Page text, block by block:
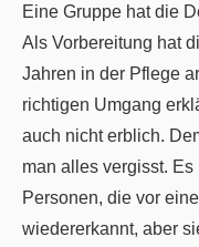
Eine Gruppe hat die
Als Vorbereitung hat
Jahren in der Pflege
richtigen Umgang
auch nicht erblich.
man alles vergisst.
Personen, die vor
wiedererkannt, aber